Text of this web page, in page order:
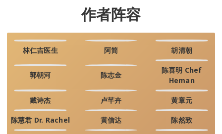
作者阵容
林仁吉医生 阿简 胡清朝
郭朝河 陈志金
陈喜明 Chef
Heman
戴诗杰 卢芊卉 黄章元
陈慧君 Dr. Rachel 黄信达 陈然致